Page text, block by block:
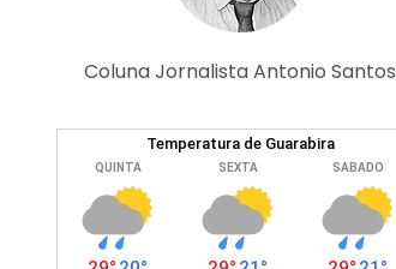
Coluna Jornalista Antonio Santos